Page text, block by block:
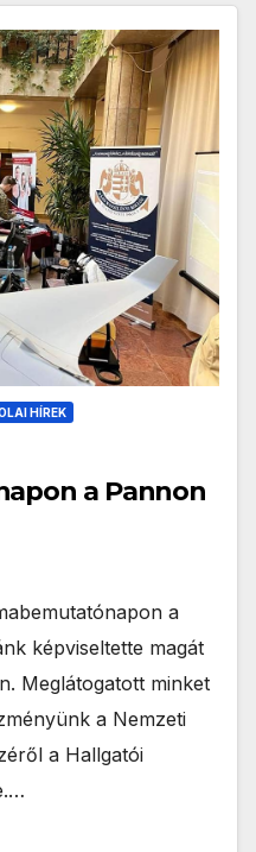
HÍREK
a Pannon
a
képviseltette magát
Meglátogatott minket
a Nemzeti
a Hallgatói